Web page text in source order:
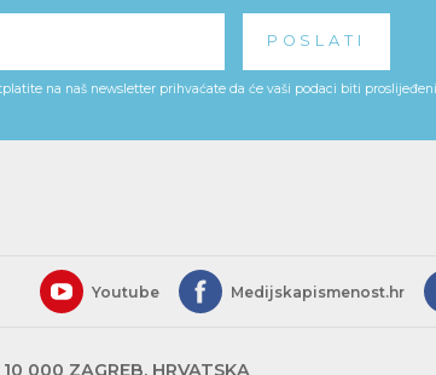
na naš newsletter prihvaćate da će vaši podaci biti
Youtube Medijskapismenost.hr
000 ZAGREB, HRVATSKA